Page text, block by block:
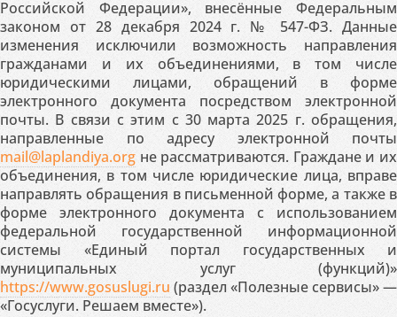
Российской Федерации», внесённые Федеральным
законом от 28 декабря 2024 г. № 547-ФЗ. Данные
изменения исключили возможность направления
гражданами и их объединениями, в том числе
юридическими лицами, обращений в форме
электронного документа посредством электронной
почты. В связи с этим с 30 марта 2025 г. обращения,
направленные по адресу электронной почты
mail@laplandiya.org не рассматриваются. Граждане и их
объединения, в том числе юридические лица, вправе
направлять обращения в письменной форме, а также в
форме электронного документа с использованием
федеральной государственной информационной
системы «Единый портал государственных и
муниципальных услуг (функций)»
https://www.gosuslugi.ru (раздел «Полезные сервисы» —
«Госуслуги. Решаем вместе»).